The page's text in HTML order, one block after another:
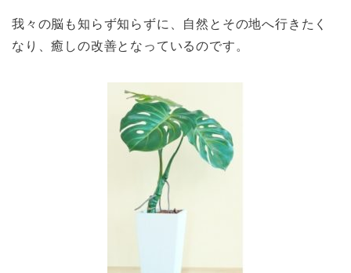
我々の脳も知らず知らずに、自然とその地へ行きたく
なり、癒しの改善となっているのです。